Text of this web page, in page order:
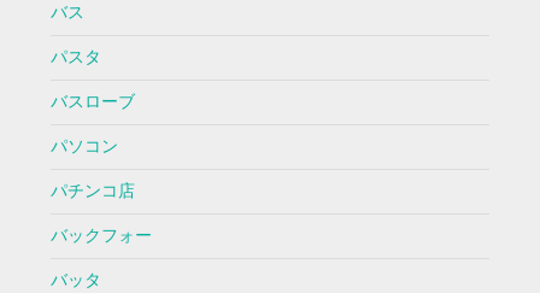
バス
パスタ
バスローブ
パソコン
パチンコ店
バックフォー
バッタ